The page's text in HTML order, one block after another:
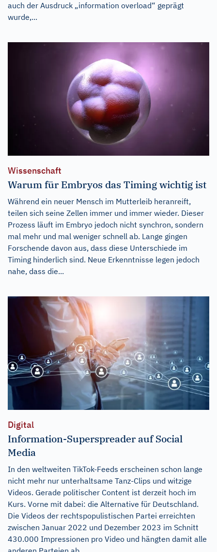
auch der Ausdruck „information overload“ geprägt
wurde,...
Wissenschaft
Warum für Embryos das Timing wichtig ist
Während ein neuer Mensch im Mutterleib heranreift,
teilen sich seine Zellen immer und immer wieder. Dieser
Prozess läuft im Embryo jedoch nicht synchron, sondern
mal mehr und mal weniger schnell ab. Lange gingen
Forschende davon aus, dass diese Unterschiede im
Timing hinderlich sind. Neue Erkenntnisse legen jedoch
nahe, dass die...
Digital
Information-Superspreader auf Social
Media
In den weltweiten TikTok-Feeds erscheinen schon lange
nicht mehr nur unterhaltsame Tanz-Clips und witzige
Videos. Gerade politischer Content ist derzeit hoch im
Kurs. Vorne mit dabei: die Alternative für Deutschland.
Die Videos der rechtspopulistischen Partei erreichten
zwischen Januar 2022 und Dezember 2023 im Schnitt
430.000 Impressionen pro Video und hängten damit alle